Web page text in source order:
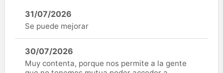
31/07/2026
Se puede mejorar
30/07/2026
Muy contenta, porque nos permite a la gente